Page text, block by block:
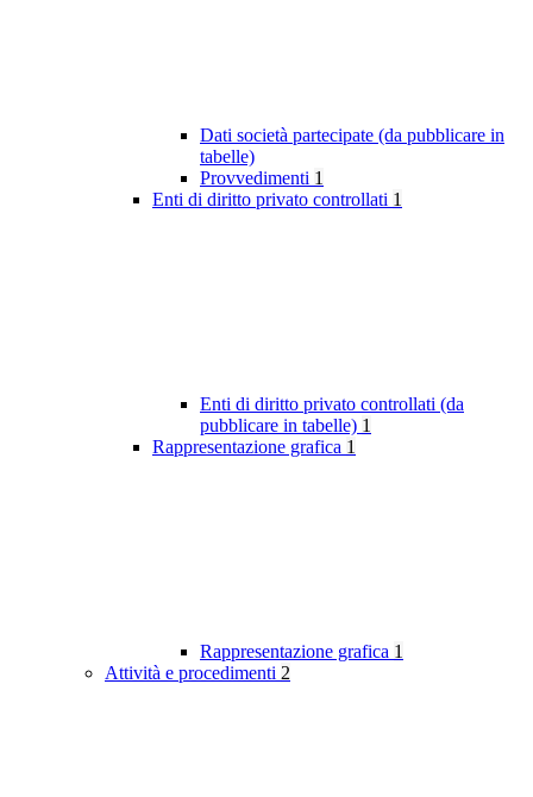
Dati società partecipate (da pubblicare in
tabelle)
Provvedimenti 1
Enti di diritto privato controllati 1
Enti di diritto privato controllati (da
pubblicare in tabelle) 1
Rappresentazione grafica 1
Rappresentazione grafica 1
Attività e procedimenti 2